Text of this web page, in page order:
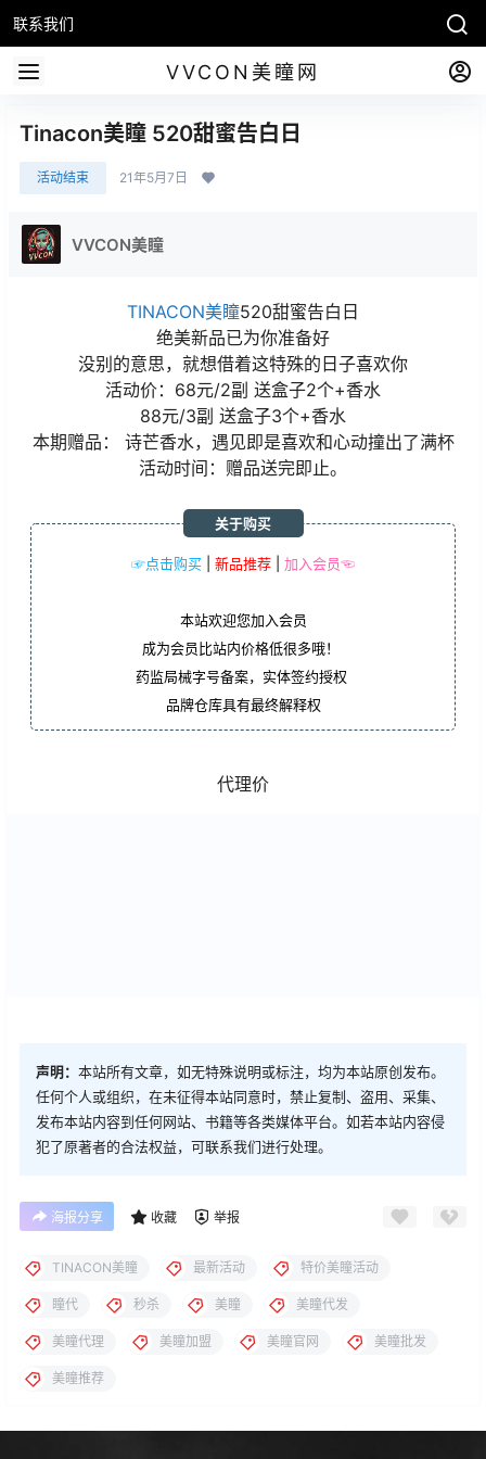
联系我们
VVCON美瞳网
Tinacon美瞳 520甜蜜告白日
活动结束 21年5月7日
VVCON美瞳
TINACON美瞳520甜蜜告白日
绝美新品已为你准备好
没别的意思，就想借着这特殊的日子喜欢你
活动价：68元/2副 送盒子2个+香水
88元/3副 送盒子3个+香水
本期赠品： 诗芒香水，遇见即是喜欢和心动撞出了满杯
活动时间：赠品送完即止。
☞点击购买 新品推荐 加入会员☜
关于购买
本站欢迎您加入会员
成为会员比站内价格低很多哦！
药监局械字号备案，实体签约授权
品牌仓库具有最终解释权
代理价
声明： 本站所有文章，如无特殊说明或标注，均为本站原创发布。
任何个人或组织，在未征得本站同意时，禁止复制、盗用、采集、
发布本站内容到任何网站、书籍等各类媒体平台。如若本站内容侵
犯了原著者的合法权益，可联系我们进行处理。
海报分享 收藏 举报
TINACON美瞳 最新活动 特价美瞳活动
瞳代 秒杀 美瞳 美瞳代发
美瞳代理 美瞳加盟 美瞳官网 美瞳批发
美瞳推荐